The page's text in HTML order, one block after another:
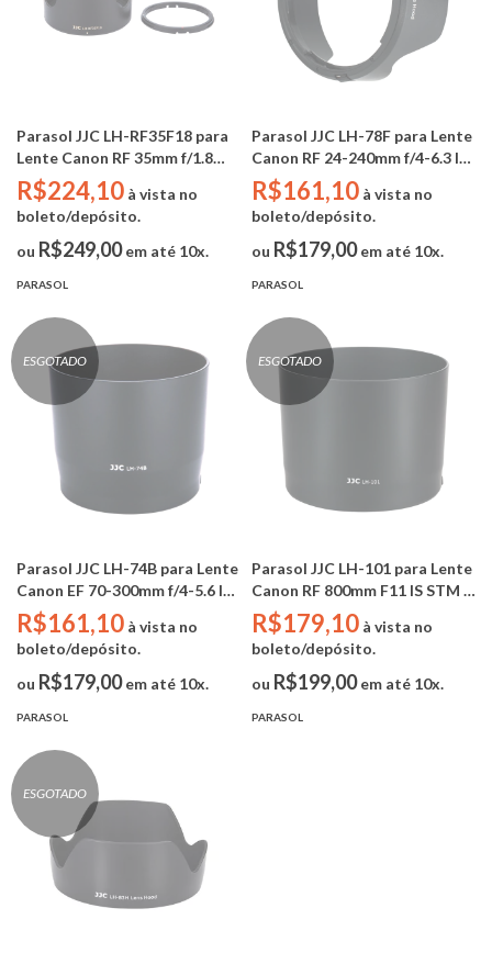
Parasol JJC LH-RF35F18 para
Lente Canon RF 35mm f/1.8
MACRO IS STM
R$224,10 à vista no
boleto/depósito.
ou R$249,00em até 10x.
PARASOL
Parasol JJC LH-78F para Lente
Canon RF 24-240mm f/4-6.3 IS
USM (Substitui Canon EW-
78F)
R$161,10 à vista no
boleto/depósito.
ou R$179,00em até 10x.
PARASOL
ESGOTADO
Parasol JJC LH-74B para Lente
Canon EF 70-300mm f/4-5.6 IS
II USM - RF100-400mm F5.6-8
IS USM (Substitui Canon ET-
74B)
R$161,10 à vista no
boleto/depósito.
ou R$179,00em até 10x.
PARASOL
ESGOTADO
Parasol JJC LH-101 para Lente
Canon RF 800mm F11 IS STM /
RF 200-800mm f/6.3-9
(Substitui Canon ET-101)
R$179,10 à vista no
boleto/depósito.
ou R$199,00em até 10x.
PARASOL
ESGOTADO